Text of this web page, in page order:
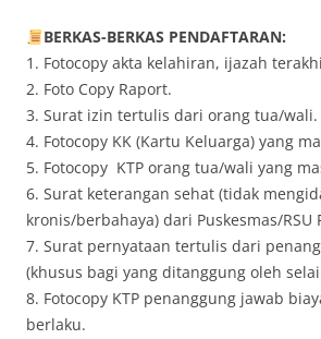
BERKAS-BERKAS PENDAFTARAN:
1. Fotocopy akta kelahiran, ijazah
2. Foto Copy Raport.
3. Surat izin tertulis dari orang tua/wali.
4. Fotocopy KK (Kartu Keluarga) yang
5. Fotocopy KTP orang tua/wali yang
6. Surat keterangan sehat (tidak
kronis/berbahaya) dari Puskesmas/RSU
7. Surat pernyataan tertulis dari
(khusus bagi yang ditanggung oleh
8. Fotocopy KTP penanggung jawab
berlaku.